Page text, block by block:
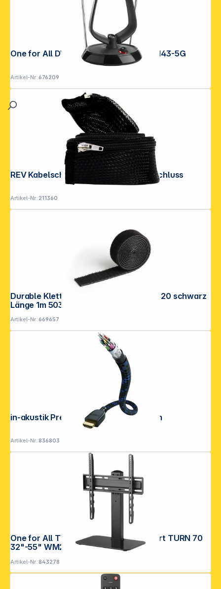
One for All DVB-T Antenne 43 dB SV9143-5G
Artikel-Nr.:676209
REV Kabelschlauch 1,5 m mit Reißverschluss
Artikel-Nr.:211360
Durable Klett-Kabelbinder 20mm GRIP 20 schwarz
Länge 1m 503201
Artikel-Nr.:669657
in-akustik Premium II HDMI2.1 48G 3,0m
Artikel-Nr.:836803
One for All TV-Ständer TableTop Smart TURN 70
32"-55" WM2470
Artikel-Nr.:843278